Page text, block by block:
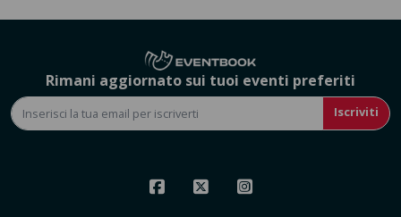
Rimani aggiornato sui tuoi eventi preferiti
Iscriviti